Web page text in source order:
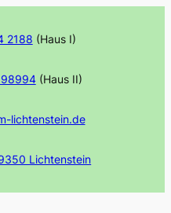
2188 (Haus I)
(Haus II)
lichtenstein.de
Lichtenstein